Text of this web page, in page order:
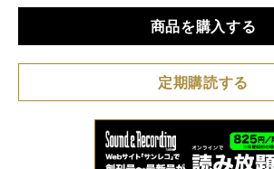
仕様 A4変形判 / 224ページ / 小冊子付き
商品を購入する
定期購読する